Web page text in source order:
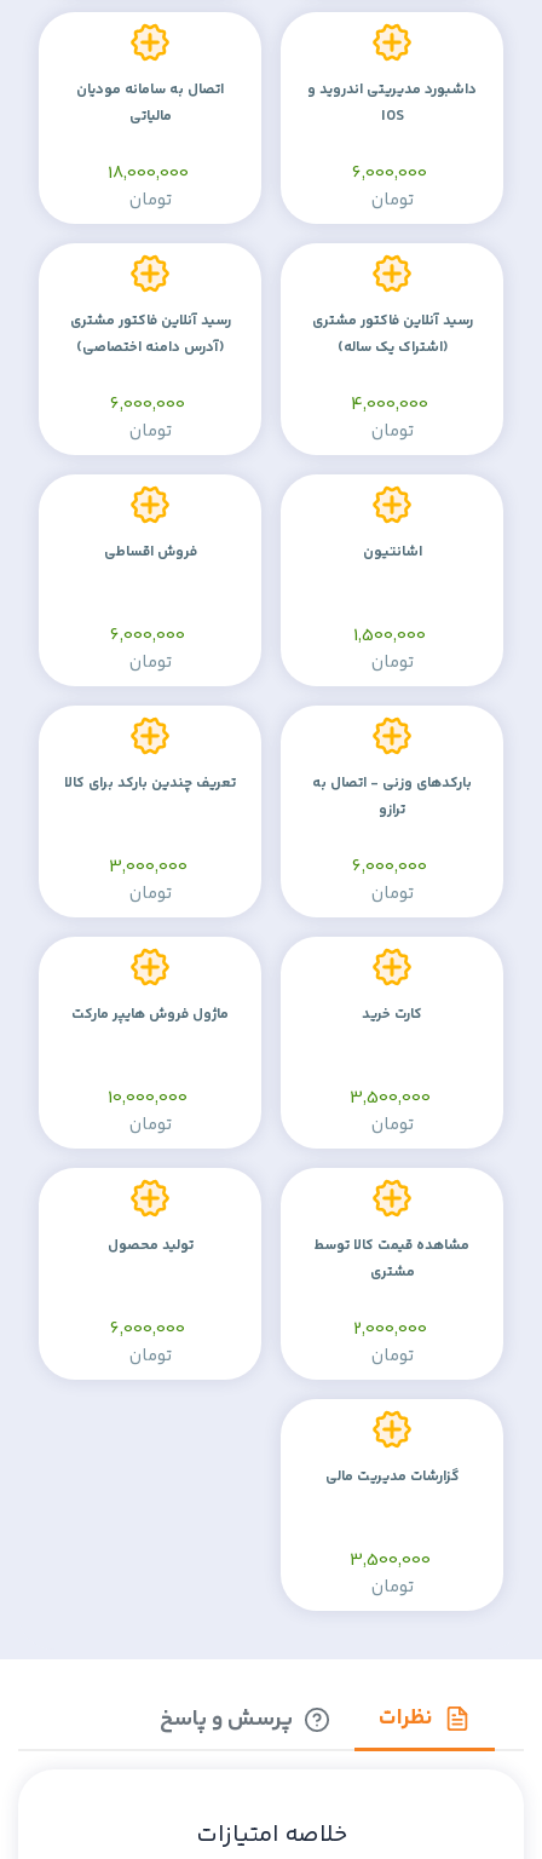
داشبورد مدیریتی اندروید و
IOS
تومان
اتصال به سامانه مودیان
مالیاتی
تومان
رسید آنلاین فاکتور مشتری
(اشتراک یک ساله)
تومان
رسید آنلاین فاکتور مشتری
(آدرس دامنه اختصاصی)
تومان
اشانتیون
تومان
فروش اقساطی
تومان
بارکدهای وزنی - اتصال به
ترازو
تومان
تعریف چندین بارکد برای کالا
تومان
کارت خرید
تومان
ماژول فروش هایپر مارکت
تومان
مشاهده قیمت کالا توسط
مشتری
تومان
تولید محصول
تومان
گزارشات مدیریت مالی
تومان
خلاصه امتیازات